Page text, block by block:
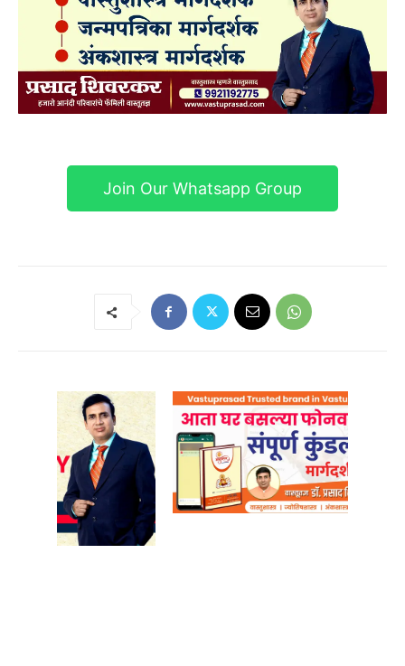
Join Our Whatsapp Group